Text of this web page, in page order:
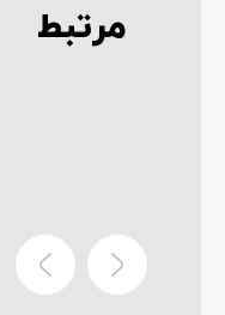
مرتبط
عمده
۳,۹۰۰,۰۰۰ تومان